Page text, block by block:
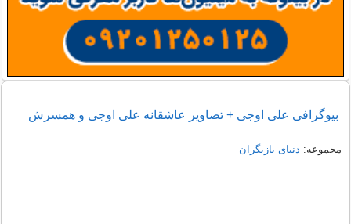
بیوگرافی علی اوجی + تصاویر عاشقانه علی اوجی و همسرش
مجموعه: دنیای بازیگران